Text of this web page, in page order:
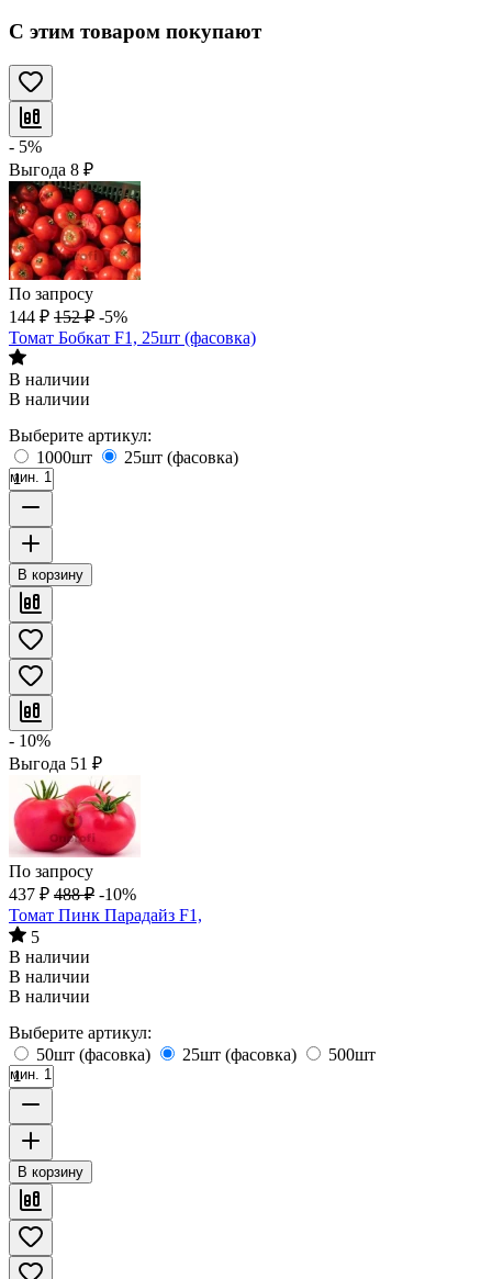
С этим товаром покупают
- 5%
Выгода 8 ₽
По запросу
144 ₽ 152 ₽ -5%
Томат Бобкат F1, 25шт (фасовка)
В наличии
В наличии
Выберите артикул:
1000шт
25шт (фасовка)
мин. 1
В корзину
- 10%
Выгода 51 ₽
По запросу
437 ₽ 488 ₽ -10%
Томат Пинк Парадайз F1,
5
В наличии
В наличии
В наличии
Выберите артикул:
50шт (фасовка)
25шт (фасовка) 500шт
мин. 1
В корзину